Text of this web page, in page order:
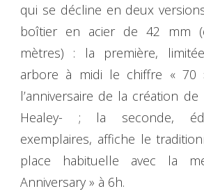
qui se décline en deux
boîtier en acier de 42 mm
mètres) : la première,
arbore à midi le chiffre « 70
l’anniversaire de la création
Healey- ; la seconde,
exemplaires, affiche le
place habituelle avec la
Anniversary » à 6h.